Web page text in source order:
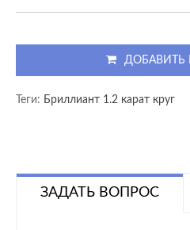
ДОБАВИТЬ
Теги: Бриллиант 1.2 карат круг
ЗАДАТЬ ВОПРОС